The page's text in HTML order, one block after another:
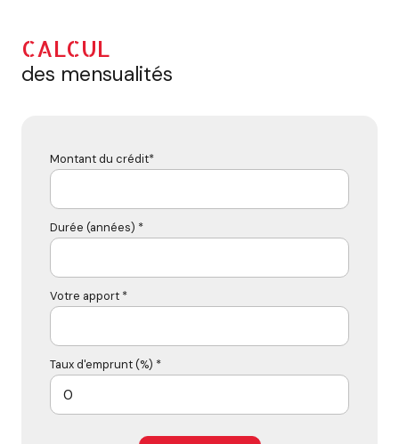
CALCUL
des mensualités
Montant du crédit*
Durée (années) *
Votre apport *
Taux d'emprunt (%) *